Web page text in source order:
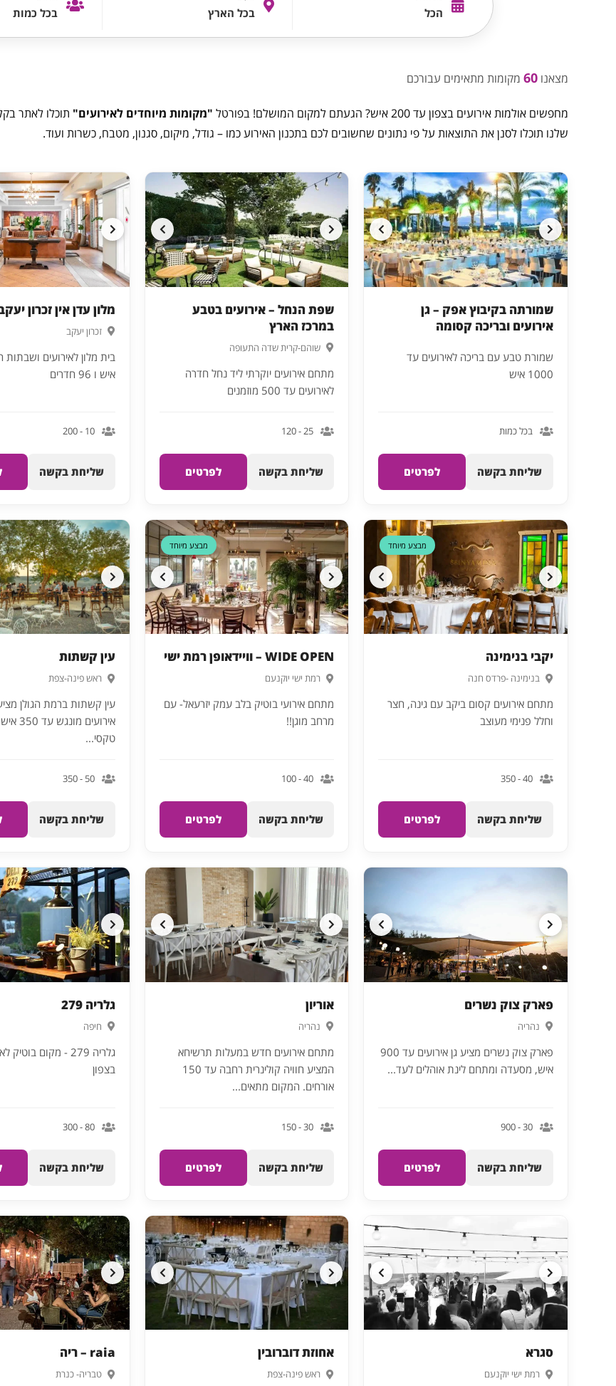
הכל בכל הארץ בכל כמות
מצאנו60 מקומות מתאימים עבורכם
מחפשים אולמות אירועים בצפון עד 200 איש? הגעתם למקום המושלם! בפורטל "מקומות מיוחדים לאירועים" תוכלו לאתר
שלנו תוכלו לסנן את התוצאות על פי נתונים שחשובים לכם בתכנון האירוע כמו – גודל, מיקום, סגנון, מטבח, כשרות ועוד.
שמורתה בקיבוץ אפק – גן
אירועים ובריכה קסומה
שמורת טבע עם בריכה לאירועים עד
1000 איש
בכל כמות
שליחת בקשה לפרטים
שפת הנחל – אירועים בטבע
במרכז הארץ
שוהם-קרית שדה התעופה
מתחם אירועים יוקרתי ליד נחל חדרה
לאירועים עד 500 מוזמנים
25 - 120
שליחת בקשה לפרטים
מלון עדן אין זכרון
זכרון יעקב
איש ו 96 חדרים
10 - 200
שליחת בקשה
מבצע מיוחד
יקבי בנימינה
בנימינה -פרדס חנה
מתחם אירועים קסום ביקב עם גינה, חצר
וחלל פנימי מעוצב
40 - 350
שליחת בקשה לפרטים
דקה 90
מבצע מיוחד
WIDE OPEN – וויידאופן רמת ישי
רמת ישי יוקנעם
מתחם אירועי בוטיק בלב עמק יזרעאל- עם
מרחב מוגן!!
40 - 100
שליחת בקשה לפרטים
עין קשתות
ראש פינה-צפת
עין קשתות ברמת הגולן
אירועים
טקסי...
50 - 350
שליחת בקשה
פארק צוק נשרים
נהריה
פארק צוק נשרים מציע גן אירועים עד 900
איש, מסעדה ומתחם לינת אוהלים לעד...
30 - 900
שליחת בקשה לפרטים
אוריון
נהריה
מתחם אירועים חדש במעלות תרשיחא
המציע חוויה קולינרית רחבה עד 150
אורחים. המקום מתאים...
30 - 150
שליחת בקשה לפרטים
גלריה 279
חיפה
גלריה 279 - מקום
בצפון
80 - 300
שליחת בקשה
סגרא
רמת ישי יוקנעם
אחוזת דוברובין
ראש פינה-צפת
raia – ריה
טבריה- כנרת